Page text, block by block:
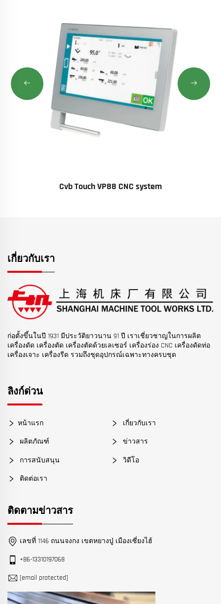
Cvb Touch VP88 CNC system
เกี่ยวกับเรา
ก่อตั้งขึ้นในปี 1931 มีประวัติยาวนาน 91 ปี เราเชี่ยวชาญในการผลิต
เครื่องดัด เครื่องตัด เครื่องตัดด้วยเลเซอร์ เครื่องร่อง CNC เครื่องดัดท่อ
เครื่องเจาะ เครื่องรีด รวมถึงชุดอุปกรณ์เฉพาะทางครบชุด
ลิงก์ด่วน
หน้าแรก เกี่ยวกับเรา
ผลิตภัณฑ์ ข่าวสาร
การสนับสนุน วิดีโอ
ติดต่อเรา
ติดตามข่าวสาร
เลขที่ 1146 ถนนจงกง เขตหยางปู่ เมืองเซี่ยงไฮ้
+86-13310197068
[email protected]